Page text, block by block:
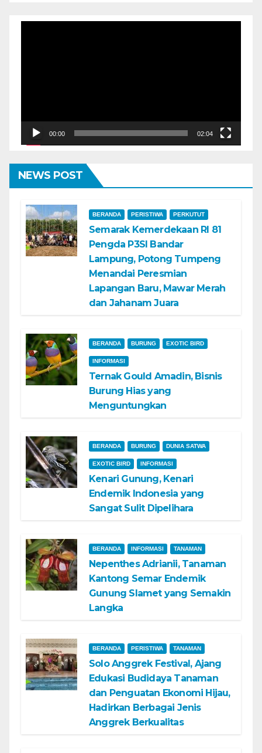
00:00 02:04
NEWS POST
BERANDA PERISTIWA PERKUTUT
Semarak Kemerdekaan RI 81
Pengda P3SI Bandar
Lampung, Potong Tumpeng
Menandai Peresmian
Lapangan Baru, Mawar Merah
dan Jahanam Juara
BERANDA BURUNG EXOTIC BIRD
INFORMASI
Ternak Gould Amadin, Bisnis
Burung Hias yang
Menguntungkan
BERANDA BURUNG DUNIA SATWA
EXOTIC BIRD INFORMASI
Kenari Gunung, Kenari
Endemik Indonesia yang
Sangat Sulit Dipelihara
BERANDA INFORMASI TANAMAN
Nepenthes Adrianii, Tanaman
Kantong Semar Endemik
Gunung Slamet yang Semakin
Langka
BERANDA PERISTIWA TANAMAN
Solo Anggrek Festival, Ajang
Edukasi Budidaya Tanaman
dan Penguatan Ekonomi Hijau,
Hadirkan Berbagai Jenis
Anggrek Berkualitas